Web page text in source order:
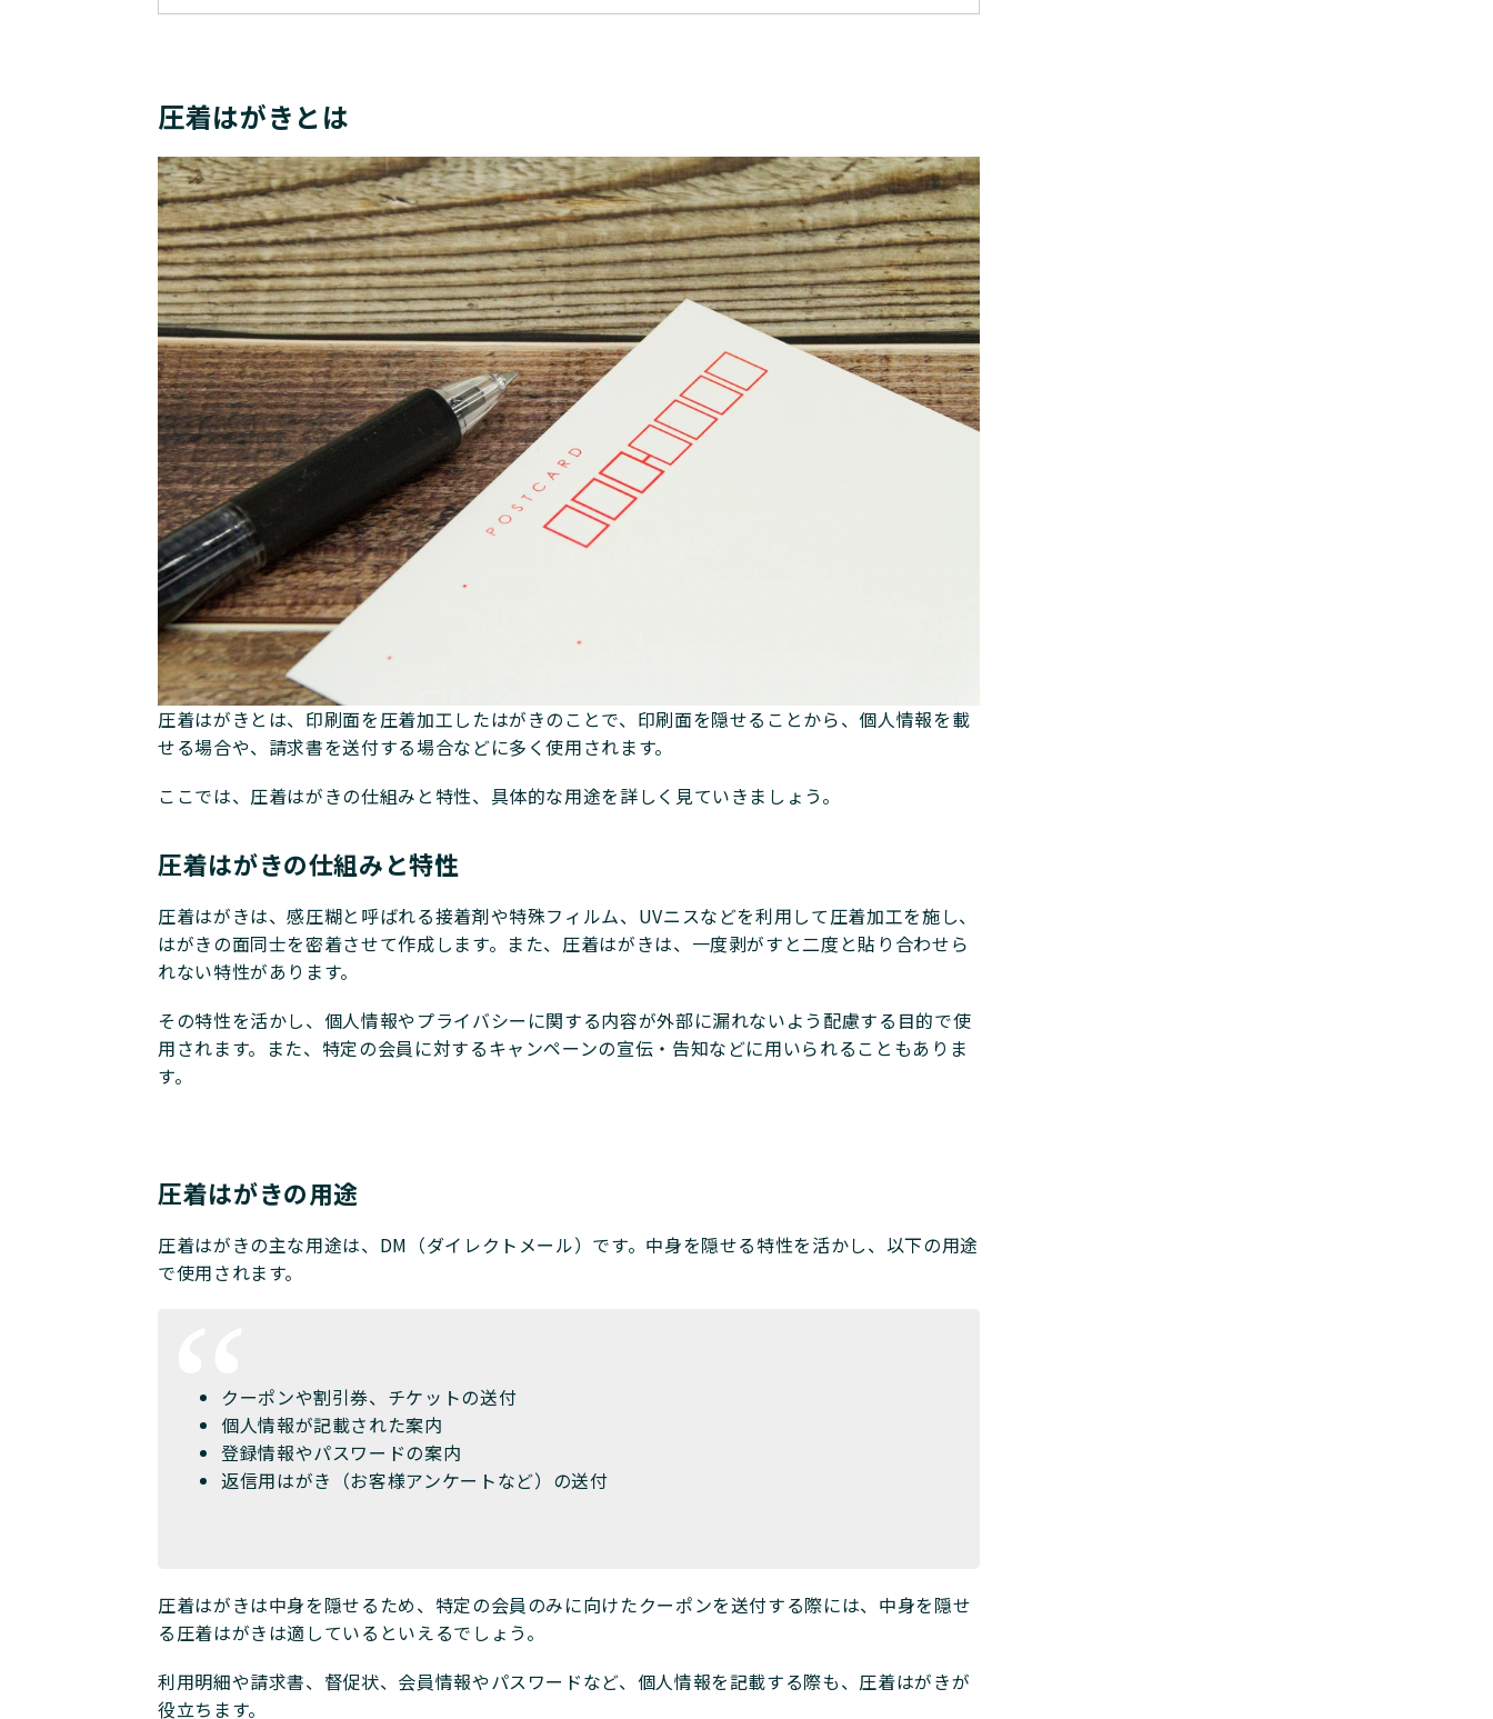
圧着はがきとは
圧着はがきとは、印刷面を圧着加工したはがきのことで、印刷面を隠せることから、個人情報を載
せる場合や、請求書を送付する場合などに多く使用されます。
ここでは、圧着はがきの仕組みと特性、具体的な用途を詳しく見ていきましょう。
圧着はがきの仕組みと特性
圧着はがきは、感圧糊と呼ばれる接着剤や特殊フィルム、UVニスなどを利用して圧着加工を施し、
はがきの面同士を密着させて作成します。また、圧着はがきは、一度剥がすと二度と貼り合わせら
れない特性があります。
その特性を活かし、個人情報やプライバシーに関する内容が外部に漏れないよう配慮する目的で使
用されます。また、特定の会員に対するキャンペーンの宣伝・告知などに用いられることもありま
す。
圧着はがきの用途
圧着はがきの主な用途は、DM（ダイレクトメール）です。中身を隠せる特性を活かし、以下の用途
で使用されます。
クーポンや割引券、チケットの送付
個人情報が記載された案内
登録情報やパスワードの案内
返信用はがき（お客様アンケートなど）の送付
圧着はがきは中身を隠せるため、特定の会員のみに向けたクーポンを送付する際には、中身を隠せ
る圧着はがきは適しているといえるでしょう。
利用明細や請求書、督促状、会員情報やパスワードなど、個人情報を記載する際も、圧着はがきが
役立ちます。